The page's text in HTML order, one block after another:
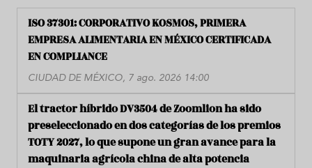
ISO 37301: CORPORATIVO KOSMOS, PRIMERA
EMPRESA ALIMENTARIA EN MÉXICO CERTIFICADA
EN COMPLIANCE
CIUDAD DE MÉXICO, 7 ago. 2026 14:00
El tractor híbrido DV3504 de Zoomlion ha sido
preseleccionado en dos categorías de los premios
TOTY 2027, lo que supone un gran avance para la
maquinaria agrícola china de alta potencia